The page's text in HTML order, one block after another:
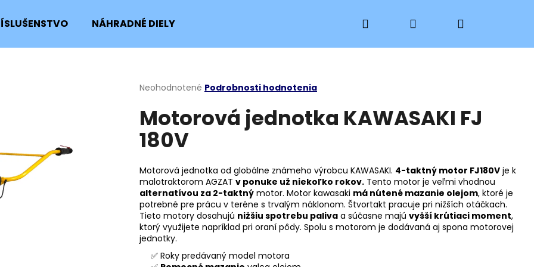
NÁHRADNÉ DIELY Hľadať PrihlásenieNákupný
Priemerné
produktu
je
0,0
hviezdičiek.
Neohodnotené Podrobnosti hodnotenia
Motorová jednotka KAWASAKI FJ
180V
Motorová jednotka od globálne známeho výrobcu KAWASAKI. 4-taktný motor FJ180V je k
malotraktorom AGZAT v ponuke už niekoľko rokov. Tento motor je veľmi vhodnou
alternatívou za 2-taktný motor. Motor kawasaki má nútené mazanie olejom, ktoré je
potrebné pre prácu v teréne s trvalým náklonom. Štvortakt pracuje pri nižších otáčkach.
Tieto motory dosahujú nižšiu spotrebu paliva a súčasne majú vyšší krútiaci moment,
ktorý využijete napríklad pri oraní pôdy. Spolu s motorom je dodávaná aj spona motorovej
jednotky.
✅ Roky predávaný model motora
HĽADAŤ
Odporúčame
POISTNÝ KRÚŽOK PKH 15